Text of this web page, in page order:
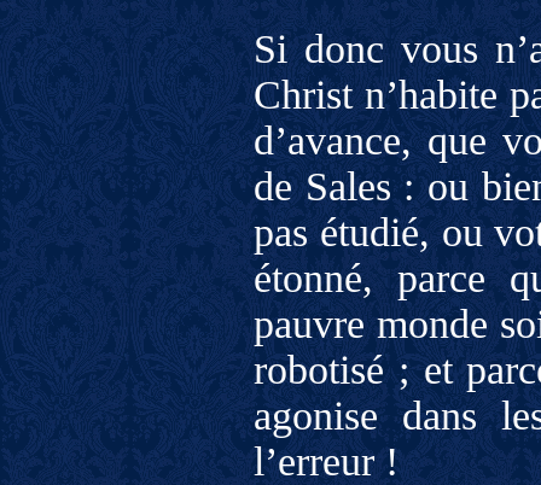
Si donc vous
Christ n’habite
d’avance, que
de Sales : ou
pas étudié, ou
étonné, parce
pauvre monde
robotisé ; et
agonise dans
l’erreur !